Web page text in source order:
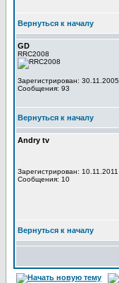
Вернуться к началу
GD
RRC2008
Зарегистрирован: 30.11.2005
Сообщения: 93
Вернуться к началу
Andry tv
Зарегистрирован: 10.11.2011
Сообщения: 10
Вернуться к началу